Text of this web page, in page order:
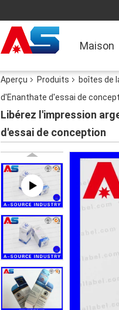
Maison
Aperçu Produits boîtes de
d'Enanthate d'essai de
Libérez l'impression
d'essai de conception